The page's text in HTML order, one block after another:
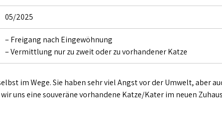
05/2025
– Freigang nach Eingewöhnung
– Vermittlung nur zu zweit oder zu vorhandener Katze
im Wege. Sie haben sehr viel Angst vor der Umwelt, aber
uns eine souveräne vorhandene Katze/Kater im neuen